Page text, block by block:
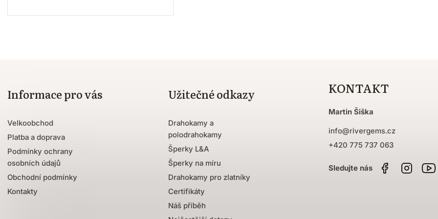
Informace pro vás
Velkoobchod
Platba a doprava
Podmínky ochrany
osobních údajů
Obchodní podmínky
Kontakty
Užitečné odkazy
Drahokamy a
polodrahokamy
Šperky L&A
Šperky na míru
Drahokamy pro zlatníky
Certifikáty
Náš příběh
KONTAKT
Martin Šiška
info@rivergems.cz
+420 775 737 063
Facebook